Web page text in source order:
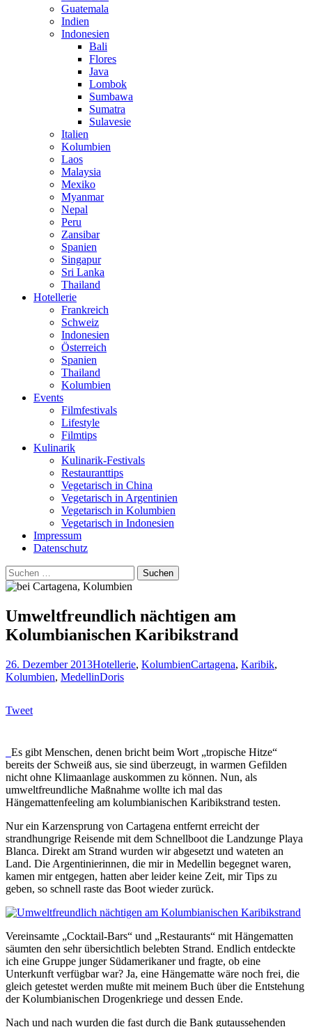
Guatemala
Indien
Indonesien
Bali
Flores
Java
Lombok
Sumbawa
Sumatra
Sulavesie
Italien
Kolumbien
Laos
Malaysia
Mexiko
Myanmar
Nepal
Peru
Zansibar
Spanien
Singapur
Sri Lanka
Thailand
Hotellerie
Frankreich
Schweiz
Indonesien
Österreich
Spanien
Thailand
Kolumbien
Events
Filmfestivals
Lifestyle
Filmtips
Kulinarik
Kulinarik-Festivals
Restauranttips
Vegetarisch in China
Vegetarisch in Argentinien
Vegetarisch in Kolumbien
Vegetarisch in Indonesien
Impressum
Datenschutz
Suchen
nach:
Umweltfreundlich nächtigen am
Kolumbianischen Karibikstrand
26. Dezember 2013Hotellerie, KolumbienCartagena, Karibik,
Kolumbien, MedellinDoris
Tweet
Es gibt Menschen, denen bricht beim Wort „tropische Hitze“
bereits der Schweiß aus, sie sind überzeugt, in warmen Gefilden
nicht ohne Klimaanlage auskommen zu können. Nun, als
umweltfreundliche Maßnahme wollte ich mal das
Hängemattenfeeling am kolumbianischen Karibikstrand testen.
Nur ein Karzensprung von Cartagena entfernt erreicht der
strandhungrige Reisende mit dem Schnellboot die Landzunge Playa
Blanca. Direkt am Strand wurden wir abgesetzt und wateten an
Land. Die Argentinierinnen, die mir in Medellin begegnet waren,
kamen mir entgegen, hatten aber leider keine Zeit, mir Tips zu
geben, so schnell raste das Boot wieder zurück.
Vereinsamte „Cocktail-Bars“ und „Restaurants“ mit Hängematten
säumten den sehr übersichtlich belebten Strand. Endlich entdeckte
ich eine Gruppe junger Südamerikaner und fragte, ob eine
Unterkunft verfügbar war? Ja, eine Hängematte wäre noch frei, die
gleich getestet werden mußte mit meinem Buch über die Entstehung
der Kolumbianischen Drogenkriege und dessen Ende.
Nach und nach wurden die fast durch die Bank gutaussehenden